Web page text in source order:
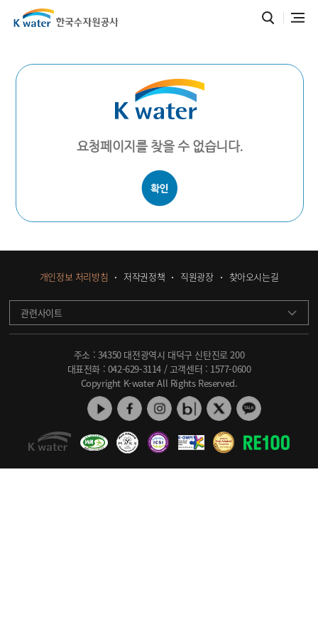
요청페이지를 찾을 수 없습니다.
개인정보 처리방침 저작권정책 직원광장 찾아오시는길
관련사이트
주소 : 34350 대전광역시 대덕구 신탄진로 200
대표전화 : 042-629-3114 / 고객센터 : 1577-0600
Copyright K-water All Rights Reserved.